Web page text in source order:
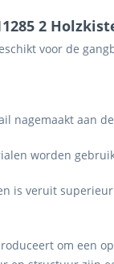
2
voor de
nagemaakt aan
worden
is veruit
om een